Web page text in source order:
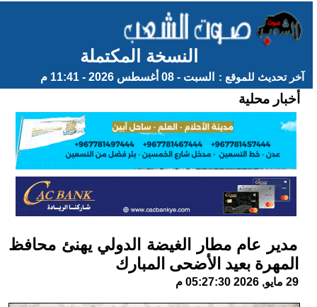
النسخة المكتملة
آخر تحديث للموقع : السبت - 08 أغسطس 2026 - 11:41 م
أخبار محلية
مدير عام مطار الغيضة الدولي يهنئ محافظ
المهرة بعيد الأضحى المبارك
29 مايو, 2026 05:27:30 م